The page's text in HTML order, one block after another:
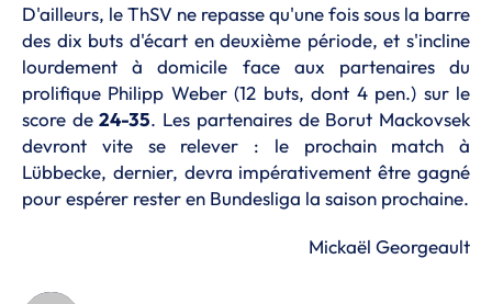
D'ailleurs, le ThSV ne repasse qu'une fois sous la barre
des dix buts d'écart en deuxième période, et s'incline
lourdement à domicile face aux partenaires du
prolifique Philipp Weber (12 buts, dont 4 pen.) sur le
score de24-35. Les partenaires de Borut Mackovsek
devront vite se relever : le prochain match à
Lübbecke, dernier, devra impérativement être gagné
pour espérer rester en Bundesliga la saison prochaine.
Mickaël Georgeault